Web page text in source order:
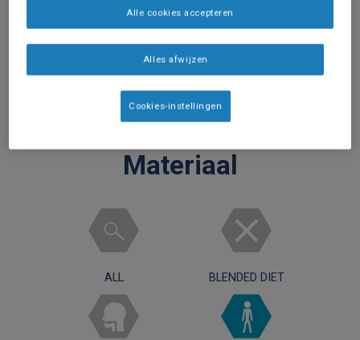
uitkomsten en welbevinding. Lees meer
over de screening en het monitoren van
Materiaal
ALL BLENDED DIET
Alles afwijzen
Alle cookies accepteren
Cookies-instellingen